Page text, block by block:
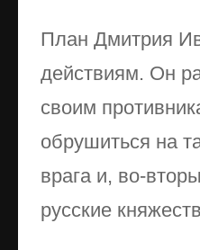
План Дмитрия
действиям. Он
своим
обрушиться на
врага и, во-
русские